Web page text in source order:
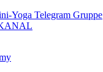
Yoga Telegram Gruppe